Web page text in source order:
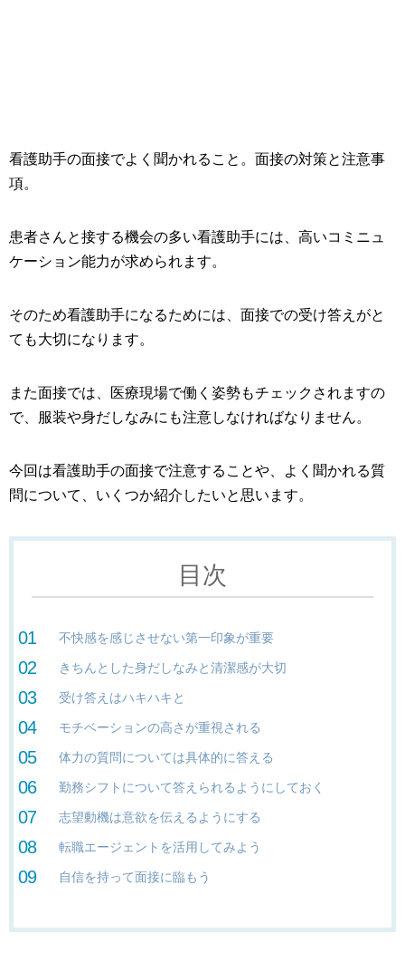
看護助手の面接でよく聞かれること。面接の対策と注意事
項。
患者さんと接する機会の多い看護助手には、高いコミニュ
ケーション能力が求められます。
そのため看護助手になるためには、面接での受け答えがと
ても大切になります。
また面接では、医療現場で働く姿勢もチェックされますの
で、服装や身だしなみにも注意しなければなりません。
今回は看護助手の面接で注意することや、よく聞かれる質
問について、いくつか紹介したいと思います。
目次
不快感を感じさせない第一印象が重要
きちんとした身だしなみと清潔感が大切
受け答えはハキハキと
モチベーションの高さが重視される
体力の質問については具体的に答える
勤務シフトについて答えられるようにしておく
志望動機は意欲を伝えるようにする
転職エージェントを活用してみよう
自信を持って面接に臨もう